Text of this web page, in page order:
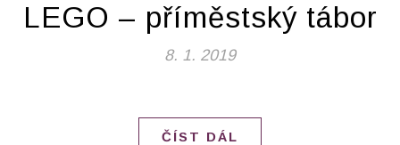
LEGO – příměstský tábor
8. 1. 2019
ČÍST DÁL